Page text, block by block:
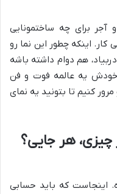
آجر برای چه ساختمونایی
اینکه چطور این نما رو
هم دوام داشته باشه
خودش یه عالمه فوت و فن
کنیم تا بتونید یه نمای
هر جایی؟
اینجاست که باید حسابی